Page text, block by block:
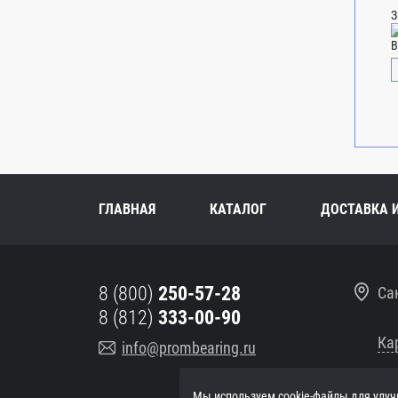
ГЛАВНАЯ КАТАЛОГ ДОСТАВКА
8 (800) 250-57-28
8 (812) 333-00-90
info@prombearing.ru